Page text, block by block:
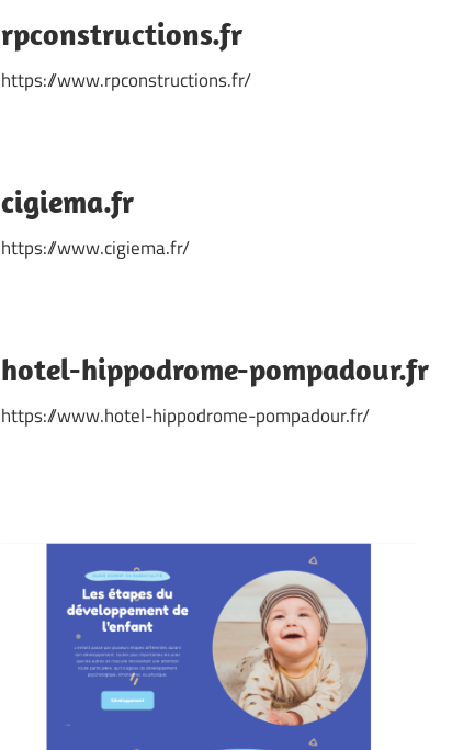
rpconstructions.fr
https://www.rpconstructions.fr/
cigiema.fr
https://www.cigiema.fr/
hotel-hippodrome-pompadour.fr
https://www.hotel-hippodrome-pompadour.fr/